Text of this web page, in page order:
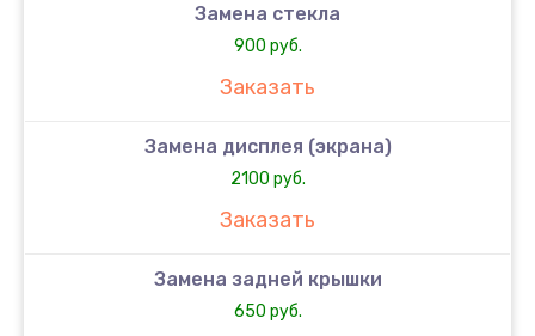
Замена стекла
900 руб.
Заказать
Замена дисплея (экрана)
2100 руб.
Заказать
Замена задней крышки
650 руб.